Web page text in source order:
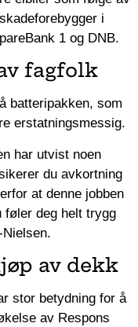
i
1 og DNB.
fagfolk
batteripakken, som
erstatningsmessig.
har utvist noen
du avkortning
at denne jobben
føler deg helt trygg
av dekk
stor betydning for å
av Respons